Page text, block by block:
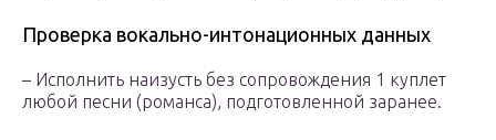
Проверка вокально-интонационных данных
– Исполнить наизусть без сопровождения 1 куплет
любой песни (романса), подготовленной заранее.